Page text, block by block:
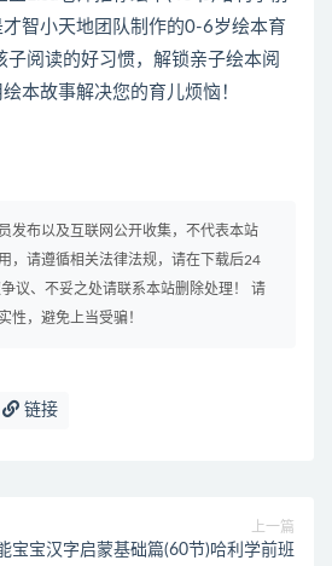
智小天地团队制作的0-6岁绘本育
子阅读的好习惯，解锁亲子绘本阅
本故事解决您的育儿烦恼！
发布以及互联网公开收集，不代表本站
，请遵循相关法律法规，请在下载后24
议、不妥之处请联系本站删除处理！ 请
性，避免上当受骗！
链接
上一篇
宝宝汉字启蒙基础篇(60节)哈利学前班